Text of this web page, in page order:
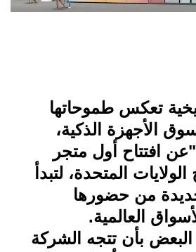
تعكس طموحاتها
الأجهزة الذكية،
"عن افتتاح أول متجر
المتحدة، لتبدأ
من حضورها
العالمية.
بأن تتجه الشركة